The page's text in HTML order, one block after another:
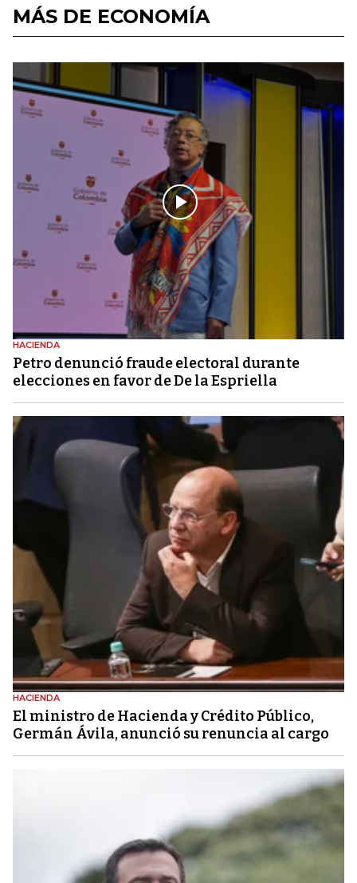
MÁS DE ECONOMÍA
HACIENDA
Petro denunció fraude electoral durante
elecciones en favor de De la Espriella
HACIENDA
El ministro de Hacienda y Crédito Público,
Germán Ávila, anunció su renuncia al cargo